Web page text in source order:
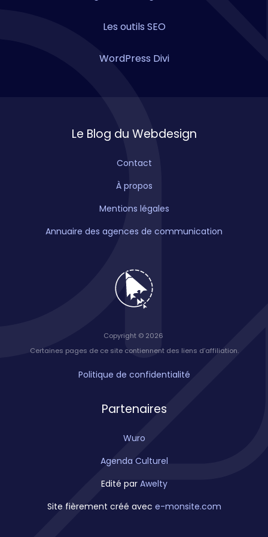
Les outils SEO
WordPress Divi
Le Blog du Webdesign
Contact
À propos
Mentions légales
Annuaire des agences de communication
Copyright © 2026
Certaines pages de ce site contiennent des liens d’affiliation.
Politique de confidentialité
Partenaires
Wuro
Agenda Culturel
Edité par Awelty
Site fièrement créé avec e-monsite.com